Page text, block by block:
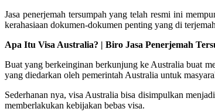
Jasa penerjemah tersumpah yang telah resmi ini
kerahasiaan dokumen-dokumen penting yang di
Apa Itu Visa Australia? | Biro Jasa Penerjemah
Buat yang berkeinginan berkunjung ke Australia buat
yang diedarkan oleh pemerintah Australia untuk
Sederhanan nya, visa Australia bisa disimpulkan
memberlakukan kebijakan bebas visa.